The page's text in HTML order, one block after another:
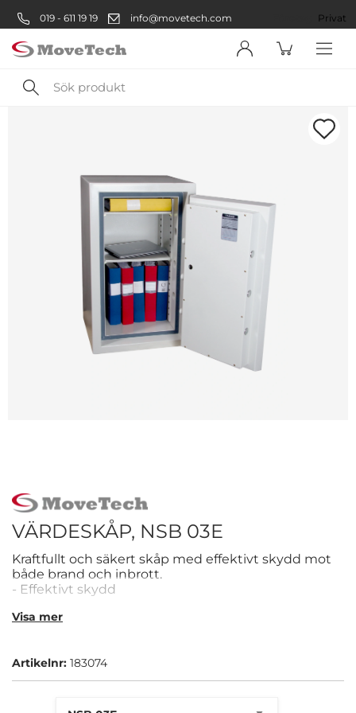
019 - 611 19 19 info@movetech.com Privat
Sök
produkt
VÄRDESKÅP, NSB 03E
Kraftfullt och säkert skåp med effektivt skydd mot
både brand och inbrott.
- Effektivt skydd
- Elkodlås
Visa mer
Artikelnr: 183074
Företag
Privatperson